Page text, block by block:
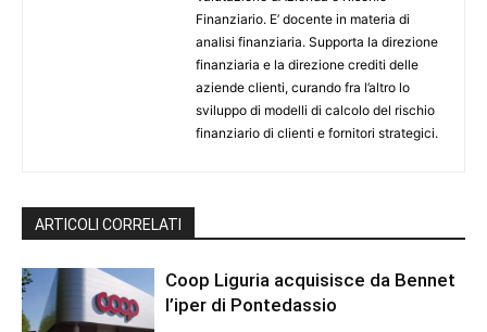
Finanziario. E’ docente in materia di
analisi finanziaria. Supporta la direzione
finanziaria e la direzione crediti delle
aziende clienti, curando fra l’altro lo
sviluppo di modelli di calcolo del rischio
finanziario di clienti e fornitori strategici.
ARTICOLI CORRELATI
Coop Liguria acquisisce da Bennet
l’iper di Pontedassio